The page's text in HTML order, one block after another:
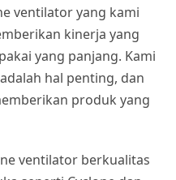
ventilator yang kami
kinerja yang
yang panjang. Kami
hal penting, dan
produk yang
ventilator berkualitas